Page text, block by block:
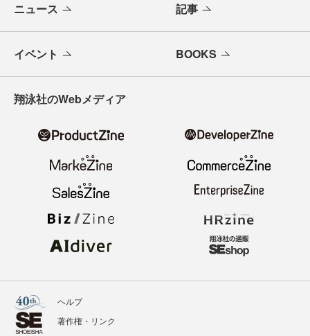
ニュース 記事
イベント BOOKS
翔泳社のWebメディア
ヘルプ
著作権・リンク